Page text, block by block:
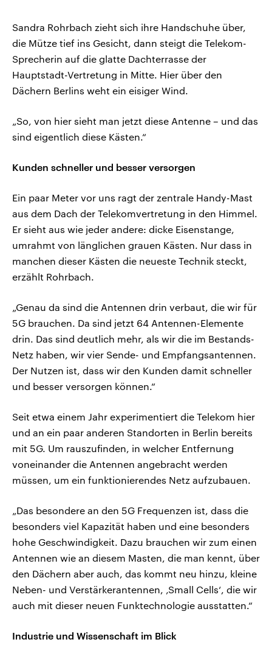
Sandra Rohrbach zieht sich ihre Handschuhe über,
die Mütze tief ins Gesicht, dann steigt die Telekom-
Sprecherin auf die glatte Dachterrasse der
Hauptstadt-Vertretung in Mitte. Hier über den
Dächern Berlins weht ein eisiger Wind.
„So, von hier sieht man jetzt diese Antenne – und das
sind eigentlich diese Kästen.“
Kunden schneller und besser versorgen
Ein paar Meter vor uns ragt der zentrale Handy-Mast
aus dem Dach der Telekomvertretung in den Himmel.
Er sieht aus wie jeder andere: dicke Eisenstange,
umrahmt von länglichen grauen Kästen. Nur dass in
manchen dieser Kästen die neueste Technik steckt,
erzählt Rohrbach.
„Genau da sind die Antennen drin verbaut, die wir für
5G brauchen. Da sind jetzt 64 Antennen-Elemente
drin. Das sind deutlich mehr, als wir die im Bestands-
Netz haben, wir vier Sende- und Empfangsantennen.
Der Nutzen ist, dass wir den Kunden damit schneller
und besser versorgen können.“
Seit etwa einem Jahr experimentiert die Telekom hier
und an ein paar anderen Standorten in Berlin bereits
mit 5G. Um rauszufinden, in welcher Entfernung
voneinander die Antennen angebracht werden
müssen, um ein funktionierendes Netz aufzubauen.
„Das besondere an den 5G Frequenzen ist, dass die
besonders viel Kapazität haben und eine besonders
hohe Geschwindigkeit. Dazu brauchen wir zum einen
Antennen wie an diesem Masten, die man kennt, über
den Dächern aber auch, das kommt neu hinzu, kleine
Neben- und Verstärkerantennen, ‚Small Cells‘, die wir
auch mit dieser neuen Funktechnologie ausstatten.“
Industrie und Wissenschaft im Blick